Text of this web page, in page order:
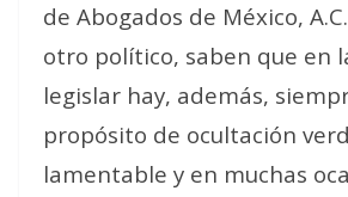
de Abogados de México,
otro político, saben que en
legislar hay, además,
propósito de ocultación
lamentable y en muchas